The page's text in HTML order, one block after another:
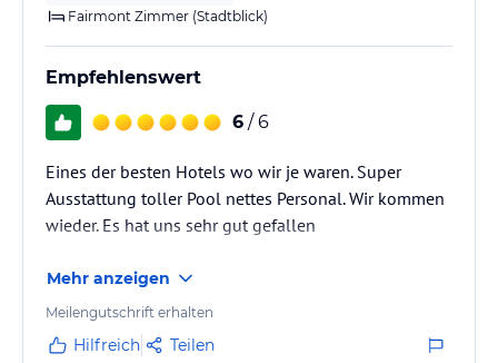
Fairmont Zimmer (Stadtblick)
Empfehlenswert
6 / 6
Eines der besten Hotels wo wir je waren. Super
Ausstattung toller Pool nettes Personal. Wir kommen
wieder. Es hat uns sehr gut gefallen
Mehr anzeigen
Meilengutschrift erhalten
Hilfreich Teilen